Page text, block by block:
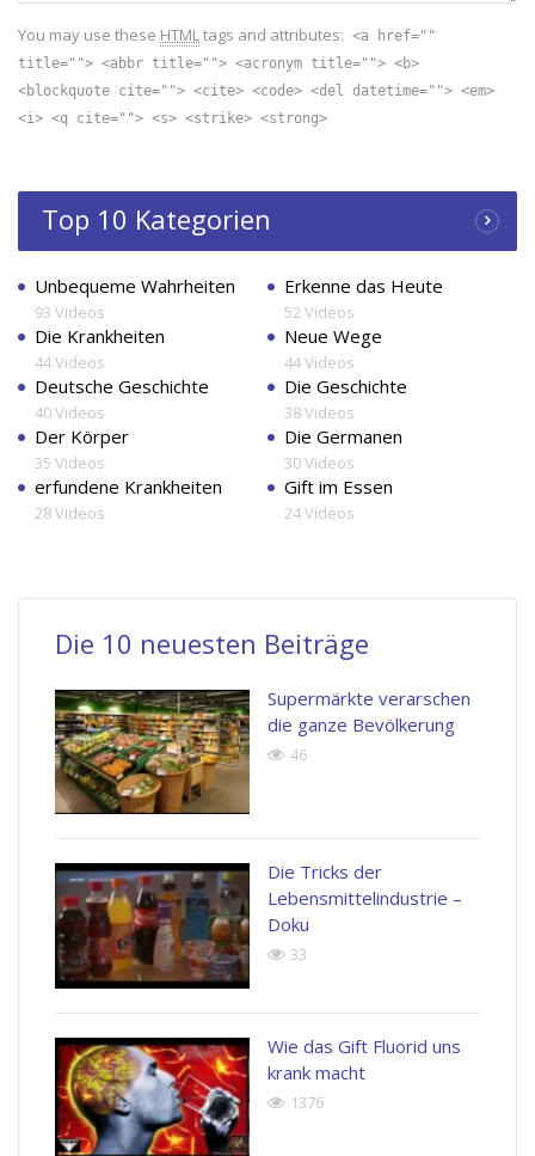
You may use these HTMLtags and attributes: <a href=""
title=""> <abbr title=""> <acronym title=""> <b>
<blockquote cite=""> <cite> <code> <del datetime=""> <em>
<i> <q cite=""> <s> <strike> <strong>
Top 10 Kategorien
Unbequeme Wahrheiten
93 Videos
Erkenne das Heute
52 Videos
Die Krankheiten
44 Videos
Neue Wege
44 Videos
Deutsche Geschichte
40 Videos
Die Geschichte
38 Videos
Der Körper
35 Videos
Die Germanen
30 Videos
erfundene Krankheiten
28 Videos
Gift im Essen
24 Videos
Die 10 neuesten Beiträge
Supermärkte verarschen
die ganze Bevölkerung
46
Die Tricks der
Lebensmittelindustrie –
Doku
33
Wie das Gift Fluorid uns
krank macht
1376